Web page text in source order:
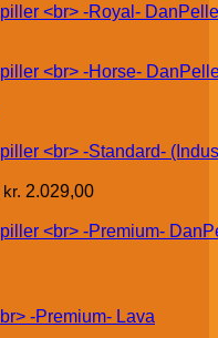
kr. 2.029,00
Lava